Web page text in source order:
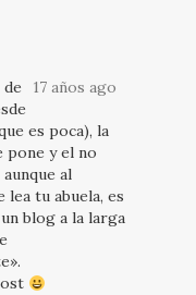
17 años ago
es poca), la
pone y el no
al
tu abuela, es
blog a la larga